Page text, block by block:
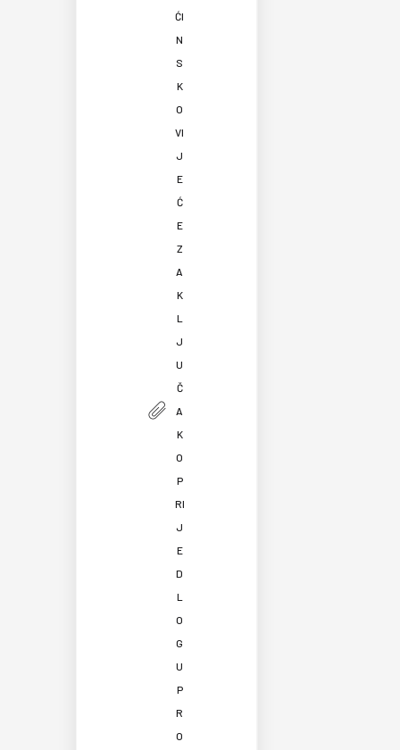
ĆI
N
S
K
O
VI
J
E
Ć
E
Z
A
K
L
J
U
Č
A
K
O
P
RI
J
E
D
L
O
G
U
P
R
O